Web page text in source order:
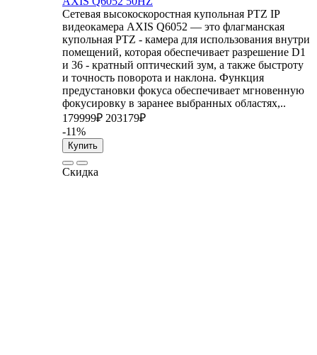
Сетевая высокоскоростная купольная PTZ IP
видеокамера AXIS Q6052 — это флагманская
купольная PTZ - камера для использования внутри
помещений, которая обеспечивает разрешение D1
и 36 - кратный оптический зум, а также быстроту
и точность поворота и наклона. Функция
предустановки фокуса обеспечивает мгновенную
фокусировку в заранее выбранных областях,..
179999₽ 203179₽
-11%
Купить
Скидка